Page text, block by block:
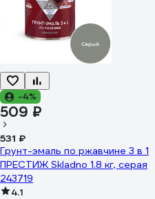
-4%
509 ₽
531 ₽
Грунт-эмаль по ржавчине 3 в 1
ПРЕСТИЖ Skladno 1.8 кг, серая
243719
4.1